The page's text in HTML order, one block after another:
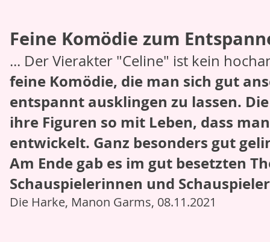
Feine Komödie zum
... Der Vierakter "Celine" ist kein
feine Komödie, die man sich gut
entspannt ausklingen zu lassen.
ihre Figuren so mit Leben, dass
entwickelt. Ganz besonders gut
Am Ende gab es im gut besetzten
Schauspielerinnen und
Die Harke, Manon Garms, 08.11.2021